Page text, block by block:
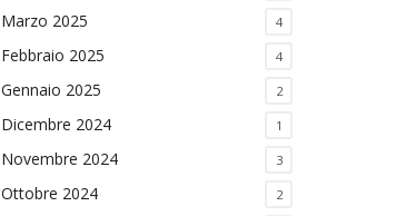
Marzo 2025 4
Febbraio 2025 4
Gennaio 2025 2
Dicembre 2024 1
Novembre 2024 3
Ottobre 2024 2